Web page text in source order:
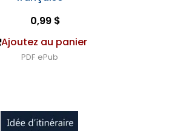
0,99 $
Ajoutez au panier
PDF ePub